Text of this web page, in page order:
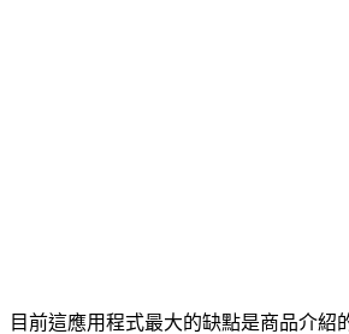
目前這應用程式最大的缺點是商品介紹